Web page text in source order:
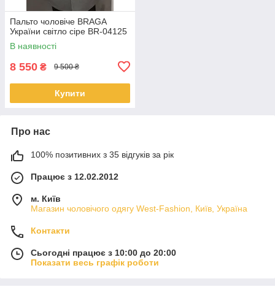
Пальто чоловіче BRAGA
України світло сіре BR-04125
В наявності
8 550 ₴ 9 500 ₴
Купити
Про нас
100% позитивних з 35 відгуків за рік
Працює з 12.02.2012
м. Київ
Магазин чоловічого одягу West-Fashion, Київ, Україна
Контакти
Сьогодні працює з 10:00 до 20:00
Показати весь графік роботи